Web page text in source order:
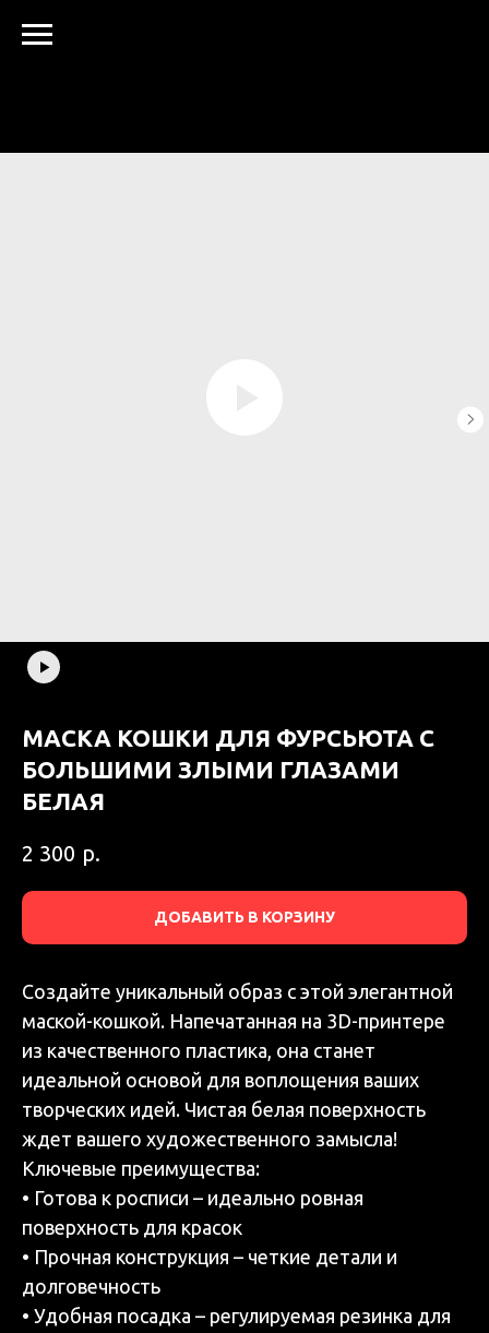
МАСКА КОШКИ ДЛЯ ФУРСЬЮТА С
БОЛЬШИМИ ЗЛЫМИ ГЛАЗАМИ
БЕЛАЯ
2 300 р.
ДОБАВИТЬ В КОРЗИНУ
Создайте уникальный образ с этой элегантной
маской-кошкой. Напечатанная на 3D-принтере
из качественного пластика, она станет
идеальной основой для воплощения ваших
творческих идей. Чистая белая поверхность
ждет вашего художественного замысла!
Ключевые преимущества:
• Готова к росписи – идеально ровная
поверхность для красок
• Прочная конструкция – четкие детали и
долговечность
• Удобная посадка – регулируемая резинка для